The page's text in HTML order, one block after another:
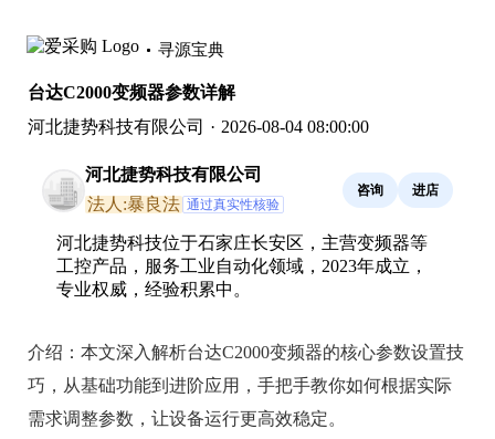
寻源宝典
台达C2000变频器参数详解
河北捷势科技有限公司 · 2026-08-04 08:00:00
河北捷势科技有限公司
法人:暴良法 通过真实性核验
咨询 进店
河北捷势科技位于石家庄长安区，主营变频器等
工控产品，服务工业自动化领域，2023年成立，
专业权威，经验积累中。
介绍： 本文深入解析台达C2000变频器的核心参数设置技
巧，从基础功能到进阶应用，手把手教你如何根据实际
需求调整参数，让设备运行更高效稳定。